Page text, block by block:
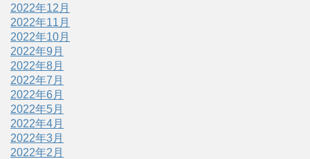
2022年12月
2022年11月
2022年10月
2022年9月
2022年8月
2022年7月
2022年6月
2022年5月
2022年4月
2022年3月
2022年2月